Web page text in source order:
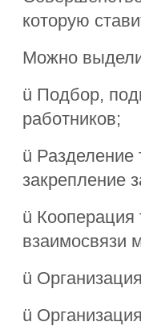
которую
Можно
ü Подбор,
работников;
ü Разделение
закрепление
ü Кооперация
взаимосвязи
ü
ü